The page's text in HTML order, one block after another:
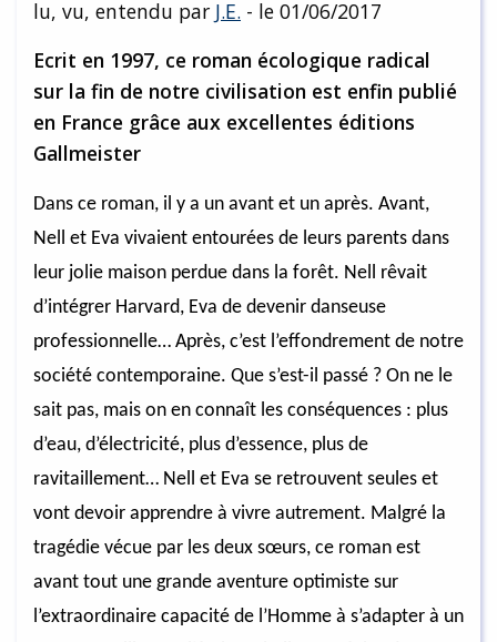
lu, vu, entendu par J.E. - le 01/06/2017
Ecrit en 1997, ce roman écologique radical
sur la fin de notre civilisation est enfin publié
en France grâce aux excellentes éditions
Gallmeister
Dans ce roman, il y a un avant et un après. Avant,
Nell et Eva vivaient entourées de leurs parents dans
leur jolie maison perdue dans la forêt. Nell rêvait
d’intégrer Harvard, Eva de devenir danseuse
professionnelle… Après, c’est l’effondrement de notre
société contemporaine. Que s’est-il passé ? On ne le
sait pas, mais on en connaît les conséquences : plus
d’eau, d’électricité, plus d’essence, plus de
ravitaillement… Nell et Eva se retrouvent seules et
vont devoir apprendre à vivre autrement. Malgré la
tragédie vécue par les deux sœurs, ce roman est
avant tout une grande aventure optimiste sur
l’extraordinaire capacité de l’Homme à s’adapter à un